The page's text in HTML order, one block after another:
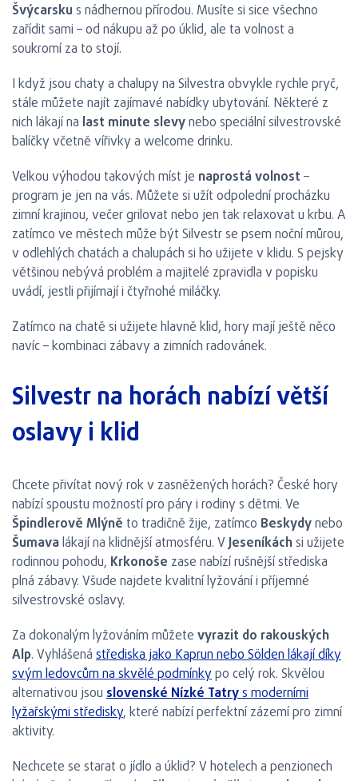
Švýcarsku s nádhernou přírodou. Musíte si sice všechno
zařídit sami – od nákupu až po úklid, ale ta volnost a
soukromí za to stojí.
I když jsou chaty a chalupy na Silvestra obvykle rychle pryč,
stále můžete najít zajímavé nabídky ubytování. Některé z
nich lákají na last minute slevynebo speciální silvestrovské
balíčky včetně vířivky a welcome drinku.
Velkou výhodou takových míst je naprostá volnost –
program je jen na vás. Můžete si užít odpolední procházku
zimní krajinou, večer grilovat nebo jen tak relaxovat u krbu. A
zatímco ve městech může být Silvestr se psem noční můrou,
v odlehlých chatách a chalupách si ho užijete v klidu. S pejsky
většinou nebývá problém a majitelé zpravidla v popisku
uvádí, jestli přijímají i čtyřnohé miláčky.
Zatímco na chatě si užijete hlavně klid, hory mají ještě něco
navíc – kombinaci zábavy a zimních radovánek.
Silvestr na horách nabízí větší
oslavy i klid
Chcete přivítat nový rok v zasněžených horách? České hory
nabízí spoustu možností pro páry i rodiny s dětmi. Ve
Špindlerově Mlýně to tradičně žije, zatímco Beskydynebo
Šumavalákají na klidnější atmosféru. VJeseníkáchsi užijete
rodinnou pohodu, Krkonoše zase nabízí rušnější střediska
plná zábavy. Všude najdete kvalitní lyžování i příjemné
silvestrovské oslavy.
Za dokonalým lyžováním můžete vyrazit do rakouských
Alp. Vyhlášená střediska jako Kaprun nebo Sölden lákají díky
svým ledovcům na skvělé podmínkypo celý rok. Skvělou
alternativou jsou slovenské Nízké Tatrys moderními
lyžařskými středisky, které nabízí perfektní zázemí pro zimní
aktivity.
Nechcete se starat o jídlo a úklid? V hotelech a penzionech